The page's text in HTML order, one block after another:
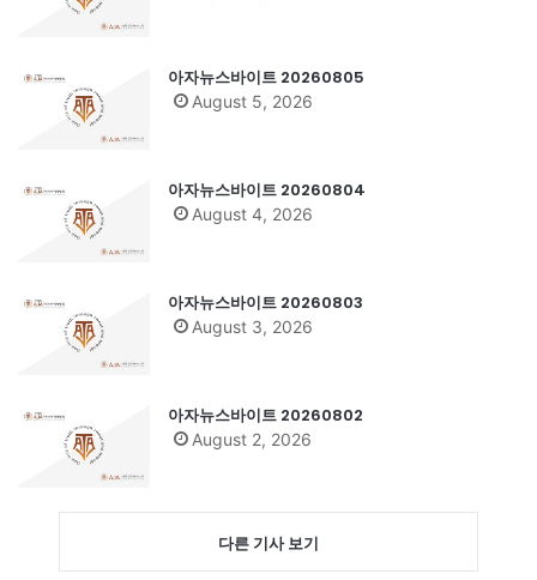
아자뉴스바이트 20260805
August 5, 2026
아자뉴스바이트 20260804
August 4, 2026
아자뉴스바이트 20260803
August 3, 2026
아자뉴스바이트 20260802
August 2, 2026
다른 기사 보기